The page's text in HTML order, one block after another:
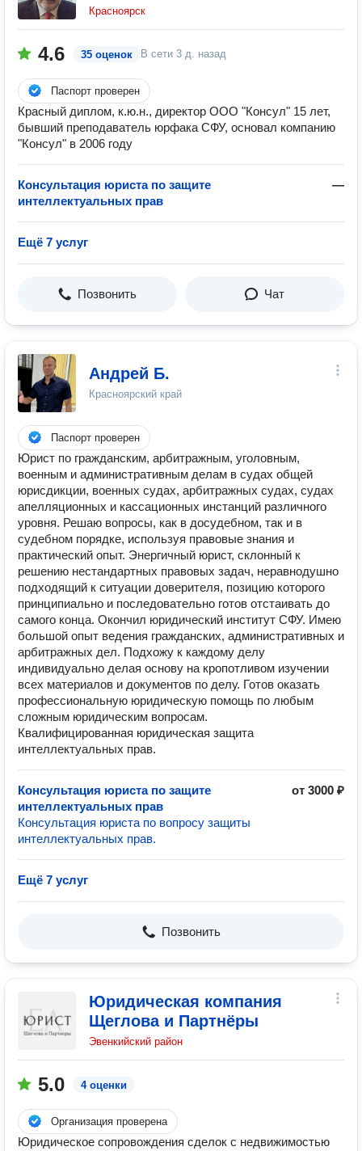
Красноярск
4.6 35 оценок В сети 3 д. назад
Паспорт проверен
Красный диплом, к.ю.н., директор ООО "Консул" 15 лет,
бывший преподаватель юрфака СФУ, основал компанию
"Консул" в 2006 году
Консультация юриста по защите
интеллектуальных прав
—
Ещё 7 услуг
Позвонить Чат
Андрей Б.
Красноярский край
Паспорт проверен
Юрист по гражданским, арбитражным, уголовным,
военным и административным делам в судах общей
юрисдикции, военных судах, арбитражных судах, судах
апелляционных и кассационных инстанций различного
уровня. Решаю вопросы, как в досудебном, так и в
судебном порядке, используя правовые знания и
практический опыт. Энергичный юрист, склонный к
решению нестандартных правовых задач, неравнодушно
подходящий к ситуации доверителя, позицию которого
принципиально и последовательно готов отстаивать до
самого конца. Окончил юридический институт СФУ. Имею
большой опыт ведения гражданских, административных и
арбитражных дел. Подхожу к каждому делу
индивидуально делая основу на кропотливом изучении
всех материалов и документов по делу. Готов оказать
профессиональную юридическую помощь по любым
сложным юридическим вопросам.
Квалифицированная юридическая защита
интеллектуальных прав.
Консультация юриста по защите
интеллектуальных прав
от 3000 ₽
Консультация юриста по вопросу защиты
интеллектуальных прав.
Ещё 7 услуг
Позвонить
Юридическая компания
Щеглова и Партнёры
Эвенкийский район
5.0 4 оценки
Организация проверена
Юридическое сопровождения сделок с недвижимостью